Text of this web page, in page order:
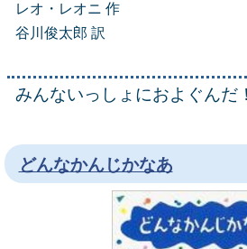
レオ・レオニ 作
谷川俊太郎 訳
みんないっしょにおよぐんだ
どんなかんじかなあ